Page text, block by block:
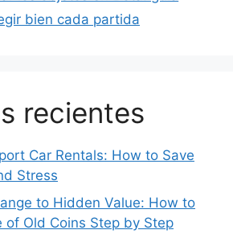
bien cada partida
recientes
Car Rentals: How to Save
Stress
to Hidden Value: How to
of Old Coins Step by Step